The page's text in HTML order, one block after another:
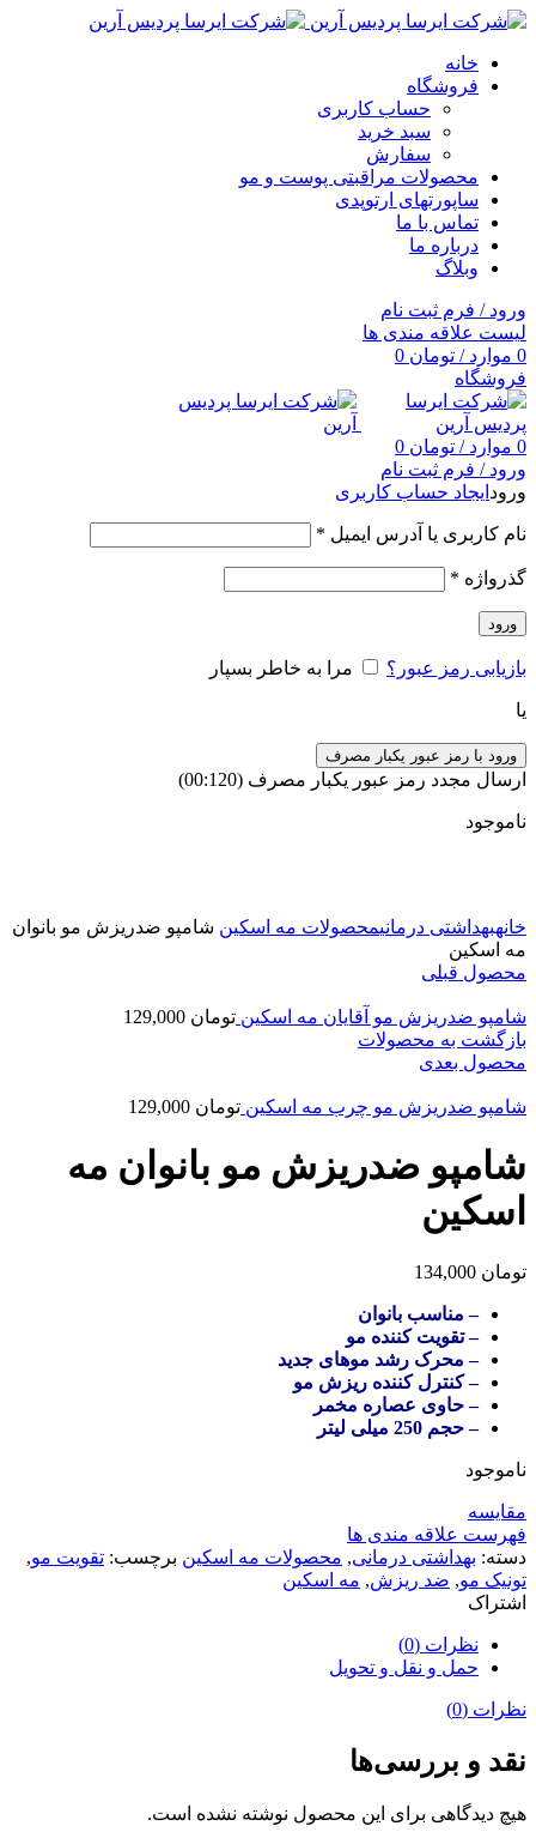
خانه
فروشگاه
حساب کاربری
سبد خرید
سفارش
محصولات مراقبتی پوست و مو
ساپورتهای ارتوپدی
تماس با ما
درباره ما
وبلاگ
ورود / فرم ثبت نام
لیست علاقه مندی ها
0 موارد / تومان
فروشگاه
0 موارد / تومان
ورود / فرم ثبت نام
ورود ایجاد حساب کاربری
نام کاربری یا آدرس ایمیل *
گذرواژه *
ورود
بازیابی رمز عبور؟ مرا به خاطر بسپار
یا
ورود با رمز عبور یکبار مصرف
ارسال مجدد رمز عبور یکبار مصرف (00:
120
)
ناموجود
خانهبهداشتی درمانیمحصولات مه اسکین شامپو ضدریزش مو بانوان
مه اسکین
محصول قبلی
شامپو ضدریزش مو آقایان مه اسکین تومان
بازگشت به محصولات
محصول بعدی
شامپو ضدریزش مو چرب مه اسکین تومان
شامپو ضدریزش مو بانوان مه
اسکین
تومان
– مناسب بانوان
– تقویت کننده مو
– محرک رشد موهای جدید
– کنترل کننده ریزش مو
– حاوی عصاره مخمر
– حجم 250 میلی لیتر
ناموجود
مقایسه
فهرست علاقه مندی ها
دسته: بهداشتی درمانی, محصولات مه اسکین برچسب: تقویت مو,
تونیک مو, ضد ریزش, مه اسکین
اشتراک
نظرات (0)
حمل و نقل و تحویل
نظرات (0)
نقد و بررسی‌ها
هیچ دیدگاهی برای این محصول نوشته نشده است.